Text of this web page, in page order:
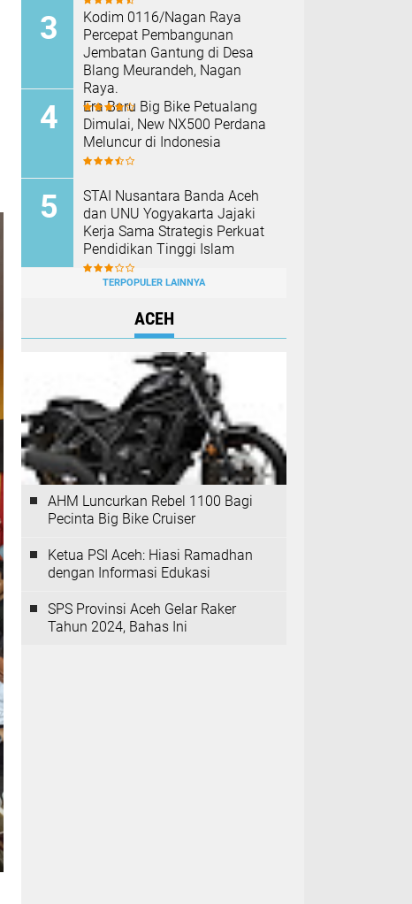
Kodim 0116/Nagan Raya
Percepat Pembangunan
Jembatan Gantung di Desa
Blang Meurandeh, Nagan
Raya.
Era Baru Big Bike Petualang
Dimulai, New NX500 Perdana
Meluncur di Indonesia
STAI Nusantara Banda Aceh
dan UNU Yogyakarta Jajaki
Kerja Sama Strategis Perkuat
Pendidikan Tinggi Islam
TERPOPULER LAINNYA
ACEH
AHM Luncurkan Rebel 1100 Bagi
Pecinta Big Bike Cruiser
Ketua PSI Aceh: Hiasi Ramadhan
dengan Informasi Edukasi
SPS Provinsi Aceh Gelar Raker
Tahun 2024, Bahas Ini